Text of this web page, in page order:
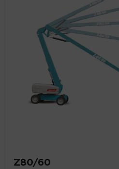
Z80/60